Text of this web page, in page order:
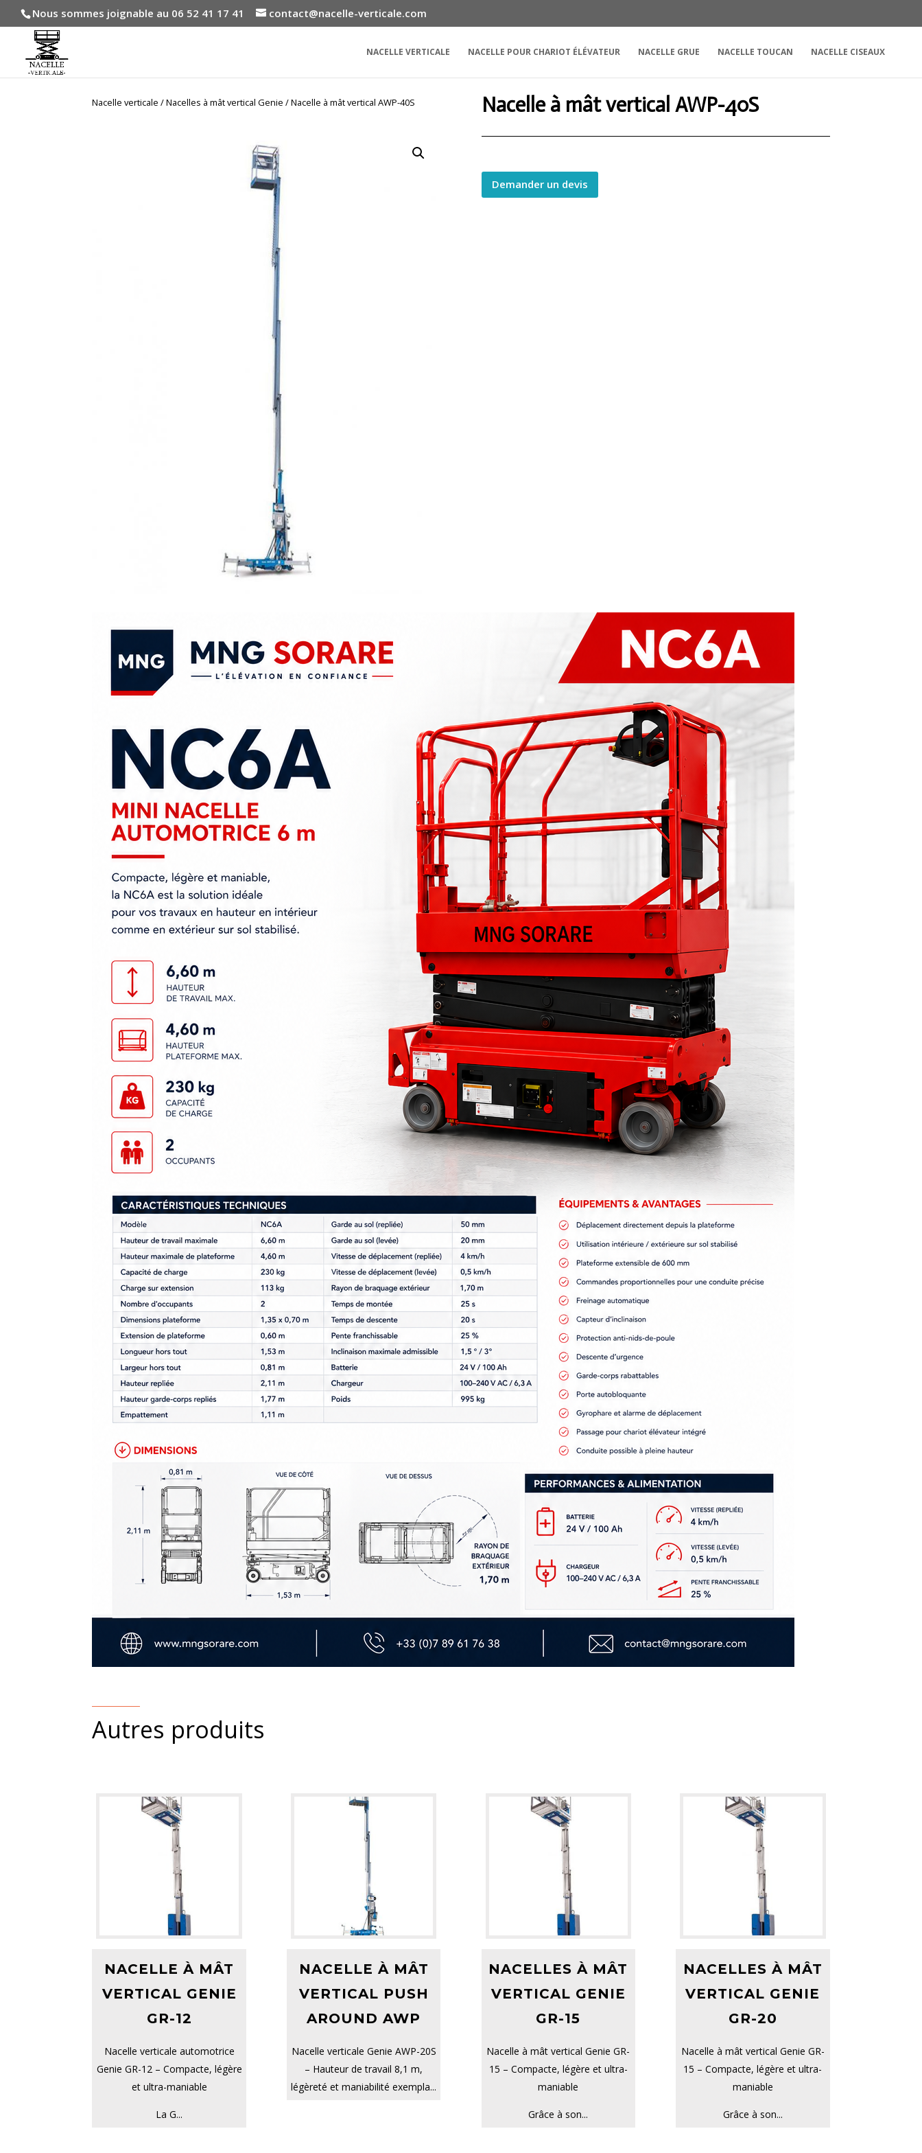
Nous sommes joignable au 06 52 41 17 41 contact@nacelle-verticale.com
NACELLE VERTICALE NACELLE POUR CHARIOT ÉLÉVATEUR NACELLE GRUE NACELLE TOUCAN NACELLE CISEAUX
Nacelle verticale /Nacelles à mât vertical Genie / Nacelle à mât vertical AWP-40S Nacelle à mât vertical AWP-40S
Demander un devis
Autres produits
NACELLE À MÂT
VERTICAL GENIE
GR-12
Nacelle verticale automotrice
Genie GR-12 – Compacte, légère
et ultra-maniable
La G...
NACELLE À MÂT
VERTICAL PUSH
AROUND AWP
Nacelle verticale Genie AWP-20S
– Hauteur de travail 8,1 m,
légèreté et maniabilité exempla...
NACELLES À MÂT
VERTICAL GENIE
GR-15
Nacelle à mât vertical Genie GR-
15 – Compacte, légère et ultra-
maniable
Grâce à son...
NACELLES À MÂT
VERTICAL GENIE
GR-20
Nacelle à mât vertical Genie GR-
15 – Compacte, légère et ultra-
maniable
Grâce à son...